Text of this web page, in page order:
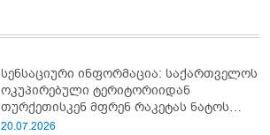
სენსაციური ინფორმაცია: საქართველოს
ოკუპირებული ტერიტორიიდან
თურქეთისკენ მფრენ რაკეტას ნატოს
სამიტი კინაღამ ჩაუშლია
20.07.2026